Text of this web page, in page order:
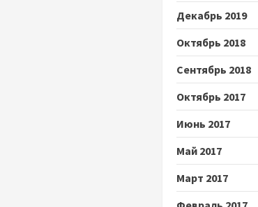
Декабрь 2019
Октябрь 2018
Сентябрь 2018
Октябрь 2017
Июнь 2017
Май 2017
Март 2017